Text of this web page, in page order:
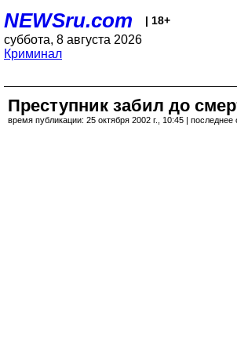
NEWSru.com | 18+
суббота, 8 августа 2026
Криминал
Преступник забил до
время публикации: 25 октября 2002 г., 10:45 | последнее